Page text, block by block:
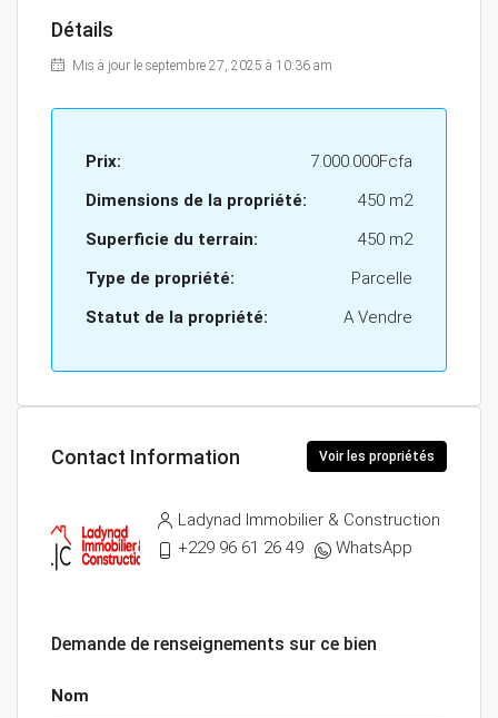
Détails
Mis à jour le septembre 27, 2025 à 10:36 am
Prix:
7.000.000Fcfa
Dimensions de la propriété:
450 m2
Superficie du terrain:
450 m2
Type de propriété:
Parcelle
Statut de la propriété:
A Vendre
Contact Information Voir les propriétés
Ladynad Immobilier & Construction
+229 96 61 26 49
WhatsApp
Demande de renseignements sur ce bien
Nom